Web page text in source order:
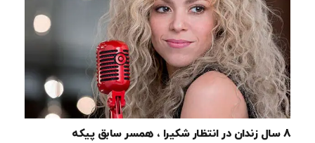
8 سال زندان در انتظار شکیرا ، همسر سابق پیکه